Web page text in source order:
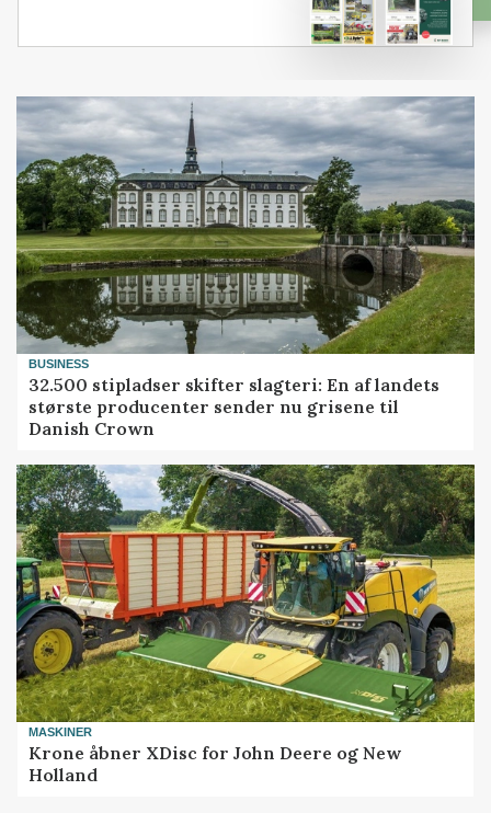
BUSINESS
32.500 stipladser skifter slagteri: En af landets
største producenter sender nu grisene til
Danish Crown
MASKINER
Krone åbner XDisc for John Deere og New
Holland